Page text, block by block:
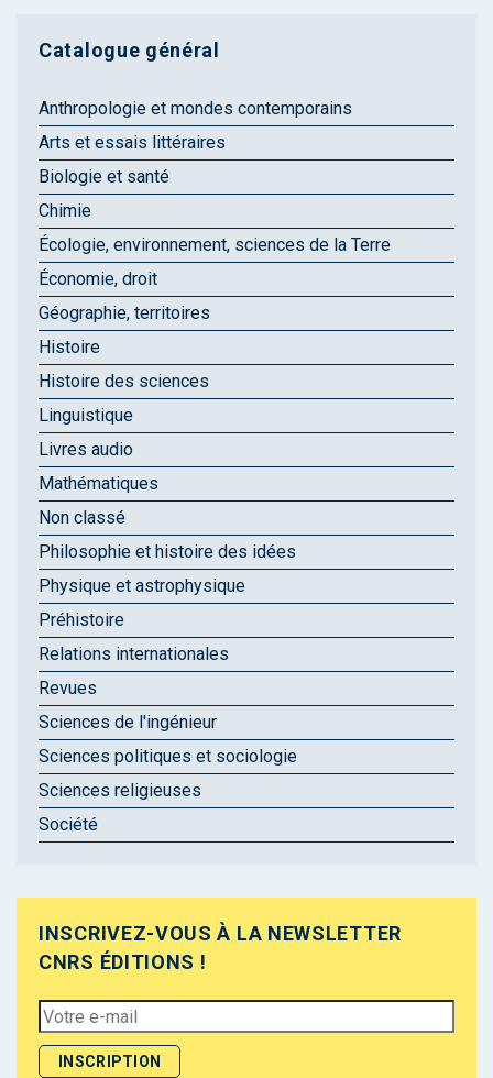
Catalogue général
Anthropologie et mondes contemporains
Arts et essais littéraires
Biologie et santé
Chimie
Écologie, environnement, sciences de la Terre
Économie, droit
Géographie, territoires
Histoire
Histoire des sciences
Linguistique
Livres audio
Mathématiques
Non classé
Philosophie et histoire des idées
Physique et astrophysique
Préhistoire
Relations internationales
Revues
Sciences de l'ingénieur
Sciences politiques et sociologie
Sciences religieuses
Société
INSCRIVEZ-VOUS À LA NEWSLETTER
CNRS ÉDITIONS !